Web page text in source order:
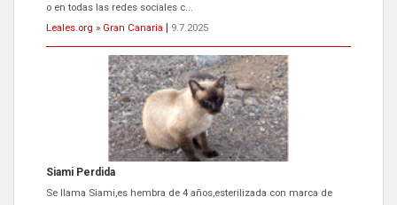
oreja,cariñosa,mimosa pero miedosa,e...
Leales.org » Gran Canaria
9.7.2025
ADOPCIÓN URGENTE GATA TEROR GRAN CANARIA
El ayuntamiento se va a llevar a Los Gatos callejeros de la zona los